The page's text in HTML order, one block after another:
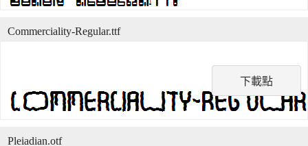
下載點
Commerciality-Regular.ttf
Pleiadian.otf